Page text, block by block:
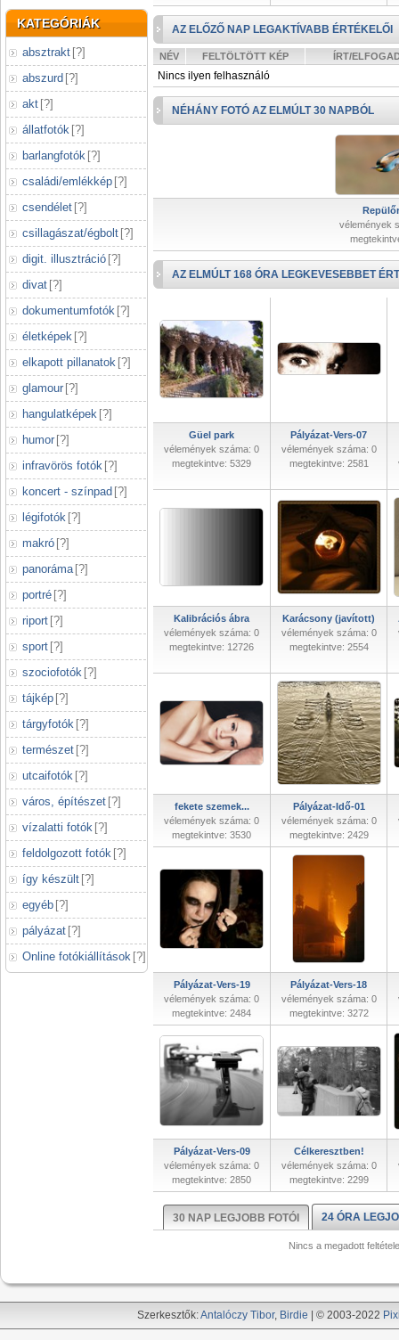
KATEGÓRIÁK
absztrakt [?]
abszurd [?]
akt [?]
állatfotók [?]
barlangfotók [?]
családi/emlékkép [?]
csendélet [?]
csillagászat/égbolt [?]
digit. illusztráció [?]
divat [?]
dokumentumfotók [?]
életképek [?]
elkapott pillanatok [?]
glamour [?]
hangulatképek [?]
humor [?]
infravörös fotók [?]
koncert - színpad [?]
légifotók [?]
makró [?]
panoráma [?]
portré [?]
riport [?]
sport [?]
szociofotók [?]
tájkép [?]
tárgyfotók [?]
természet [?]
utcaifotók [?]
város, építészet [?]
vízalatti fotók [?]
feldolgozott fotók [?]
így készült [?]
egyéb [?]
pályázat [?]
Online fotókiállítások [?]
AZ ELŐZŐ NAP LEGAKTÍVABB ÉRTÉKELŐI
NÉV FELTÖLTÖTT KÉP ÍRT/
Nincs ilyen felhasználó
NÉHÁNY FOTÓ AZ ELMÚLT 30 NAPBÓL
vélemények
AZ ELMÚLT 168 ÓRA LEGKEVESEBBET
Güel park
vélemények száma: 0
megtekintve: 5329
Pályázat-Vers-07
vélemények száma: 0
megtekintve: 2581
Kalibrációs ábra
vélemények száma: 0
megtekintve: 12726
Karácsony (javított)
vélemények száma: 0
megtekintve: 2554
fekete szemek...
vélemények száma: 0
megtekintve: 3530
Pályázat-Idő-01
vélemények száma: 0
megtekintve: 2429
Pályázat-Vers-19
vélemények száma: 0
megtekintve: 2484
Pályázat-Vers-18
vélemények száma: 0
megtekintve: 3272
Pályázat-Vers-09
vélemények száma: 0
megtekintve: 2850
Célkeresztben!
vélemények száma: 0
megtekintve: 2299
30 NAP LEGJOBB FOTÓI 24 ÓRA
Nincs a megadott
Szerkesztők:Antalóczy Tibor, Birdie | © 2003-2022